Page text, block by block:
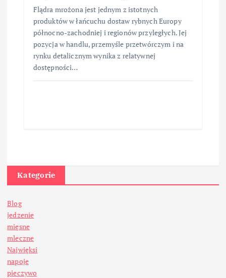
Flądra mrożona jest jednym z istotnych
produktów w łańcuchu dostaw rybnych Europy
północno-zachodniej i regionów przyległych. Jej
pozycja w handlu, przemyśle przetwórczym i na
rynku detalicznym wynika z relatywnej
dostępności…
Kategorie
Blog
jedzenie
mięsne
mleczne
Najwięksi
napoje
pieczywo